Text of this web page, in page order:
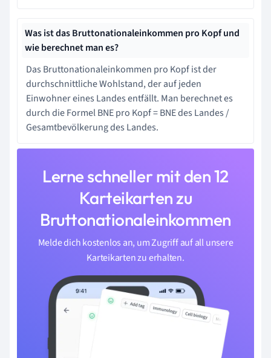
Was ist das Bruttonationaleinkommen pro Kopf und
wie berechnet man es?
Das Bruttonationaleinkommen pro Kopf ist der
durchschnittliche Wohlstand, der auf jeden
Einwohner eines Landes entfällt. Man berechnet es
durch die Formel BNE pro Kopf = BNE des Landes /
Gesamtbevölkerung des Landes.
Lerne schneller mit den 12
Karteikarten zu
Bruttonationaleinkommen
Melde dich kostenlos an, um Zugriff auf all unsere
Karteikarten zu erhalten.